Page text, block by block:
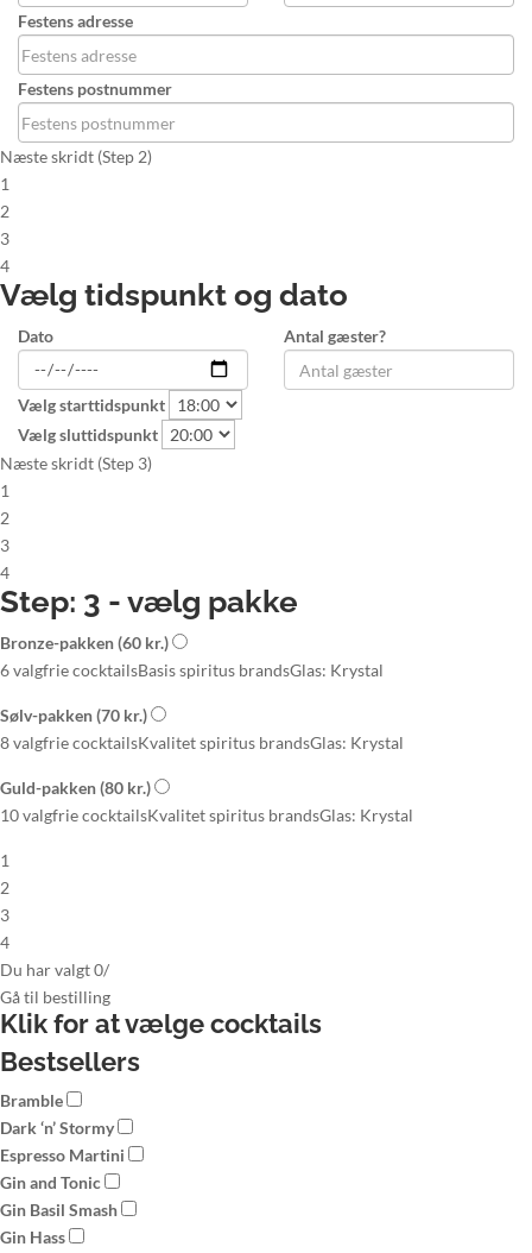
Festens adresse
Festens postnummer
Næste skridt (Step 2)
1
2
3
4
Vælg tidspunkt og dato
Dato Antal gæster?
Vælg starttidspunkt
Vælg sluttidspunkt
Næste skridt (Step 3)
1
2
3
4
Step: 3 - vælg pakke
Bronze-pakken(60 kr.)
6 valgfrie cocktailsBasis spiritus brandsGlas: Krystal
Sølv-pakken(70 kr.)
8 valgfrie cocktailsKvalitet spiritus brandsGlas: Krystal
Guld-pakken(80 kr.)
10 valgfrie cocktailsKvalitet spiritus brandsGlas: Krystal
1
2
3
4
Du har valgt0/
Gå til bestilling
Klik for at vælgecocktails
Bestsellers
Bramble
Dark ‘n’ Stormy
Espresso Martini
Gin and Tonic
Gin Basil Smash
Gin Hass